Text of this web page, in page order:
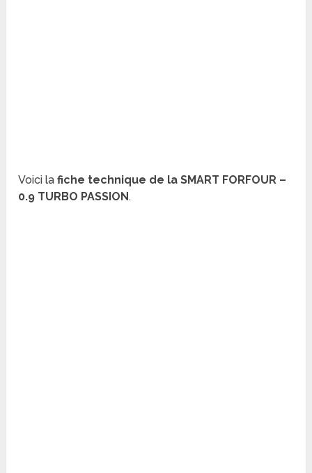
Voici la fiche technique de la SMART FORFOUR –
0.9 TURBO PASSION.